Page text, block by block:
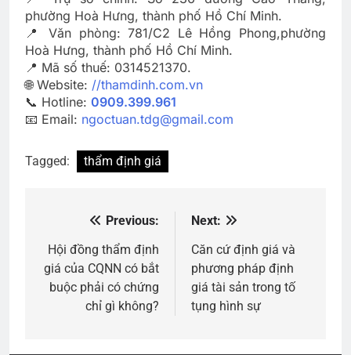
phường Hoà Hưng, thành phố Hồ Chí Minh.
📍 Văn phòng: 781/C2 Lê Hồng Phong,phường
Hoà Hưng, thành phố Hồ Chí Minh.
📍 Mã số thuế: 0314521370.
🌐 Website: //thamdinh.com.vn
📞 Hotline: 0909.399.961
📧 Email: ngoctuan.tdg@gmail.com
Tagged: thẩm định giá
hướng
bài
Previous:
Hội đồng thẩm định
giá của CQNN có bắt
buộc phải có chứng
chỉ gì không?
Next:
Căn cứ định giá và
phương pháp định
giá tài sản trong tố
tụng hình sự